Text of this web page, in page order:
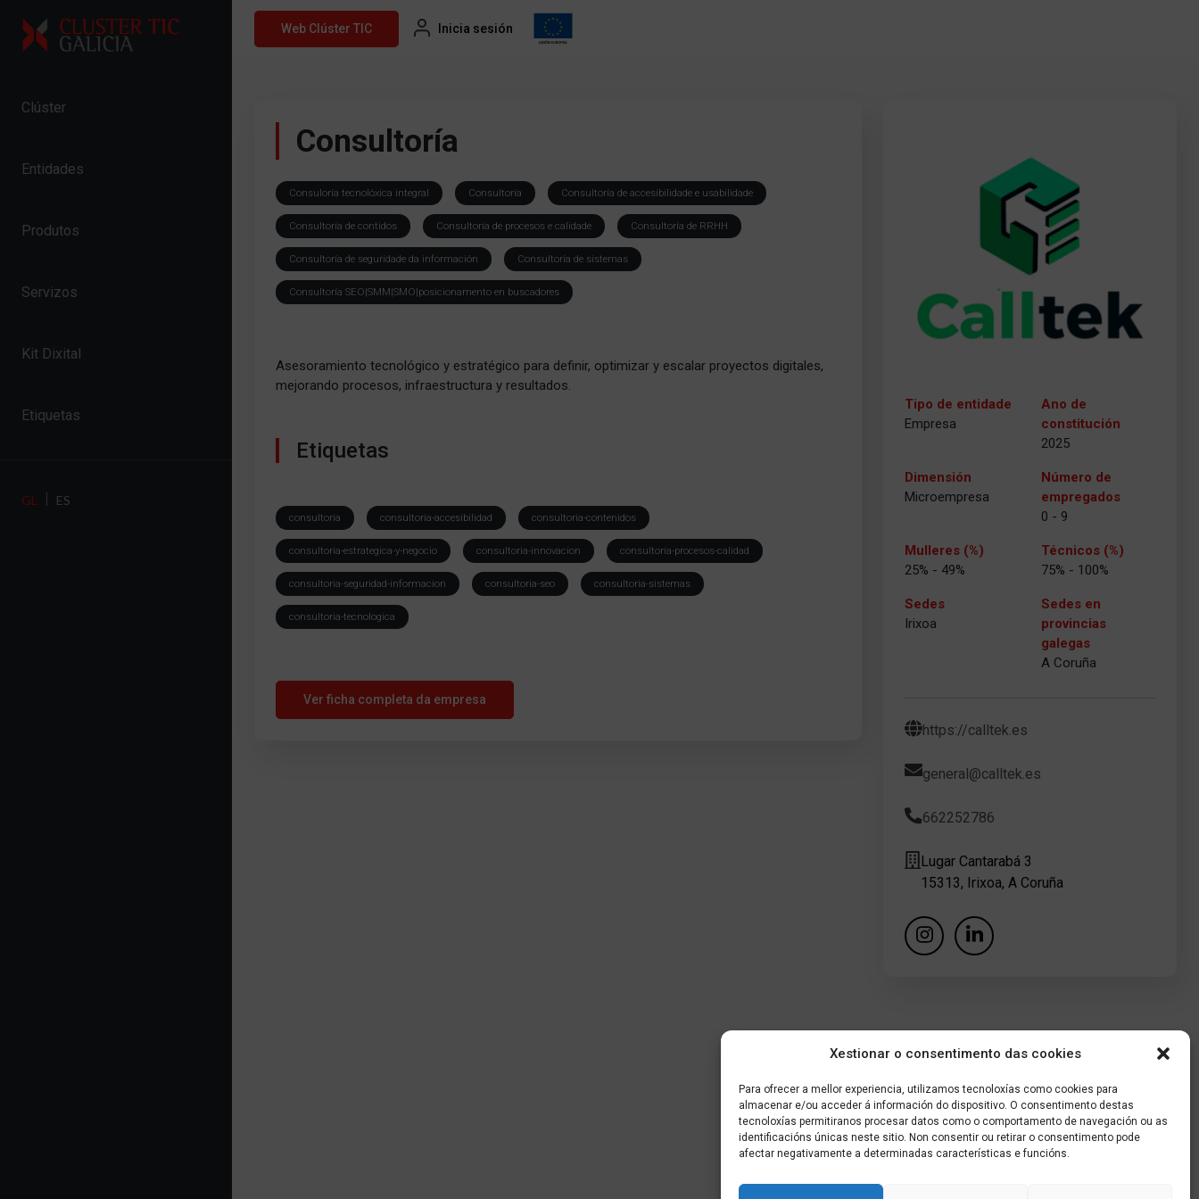
Xestionar o consentimento das cookies
Para ofrecer a mellor experiencia, utilizamos tecnoloxías como cookies para
almacenar e/ou acceder á información do dispositivo. O consentimento destas
tecnoloxías permitiranos procesar datos como o comportamento de navegación ou as
identificacións únicas neste sitio. Non consentir ou retirar o consentimento pode
afectar negativamente a determinadas características e funcións.
Skip to content
Clúster
Entidades
Produtos
Servizos
Kit Dixital
Etiquetas
GL ES
Web Clúster TIC Inicia sesión
Consultoría
Consuloría tecnolóxica integral Consultoría Consultoría de accesibilidade e usabilidade
Consultoría de contidos Consultoría de procesos e calidade Consultoría de RRHH
Consultoría de seguridade da información Consultoría de sistemas
Consultoría SEO|SMM|SMO|posicionamento en buscadores
Asesoramiento tecnológico y estratégico para definir, optimizar y escalar proyectos digitales,
mejorando procesos, infraestructura y resultados.
Etiquetas
consultoria consultoria-accesibilidad consultoria-contenidos
consultoria-estrategica-y-negocio consultoria-innovacion consultoria-procesos-calidad
consultoria-seguridad-informacion consultoria-seo consultoria-sistemas
consultoria-tecnologica
Ver ficha completa da empresa
Tipo de entidade
Empresa
Ano de
constitución
2025
Dimensión
Microempresa
Número de
empregados
0 - 9
Mulleres (%)
25% - 49%
Técnicos (%)
75% - 100%
Sedes
Irixoa
Sedes en
provincias
galegas
A Coruña
https://calltek.es
general@calltek.es
662252786
Lugar Cantarabá 3
15313, Irixoa, A Coruña